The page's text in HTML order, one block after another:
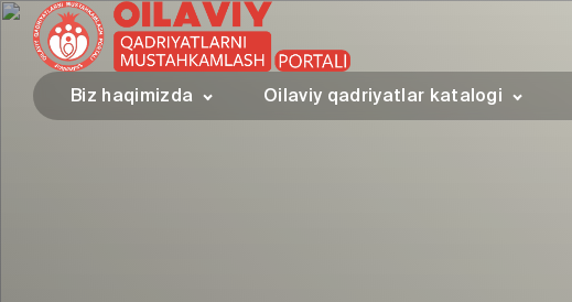
Biz haqimizda Oilaviy qadriyatlar katalogi